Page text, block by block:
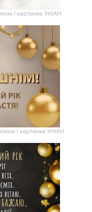
/ картинка УНІАН
/ картинка УНІАН